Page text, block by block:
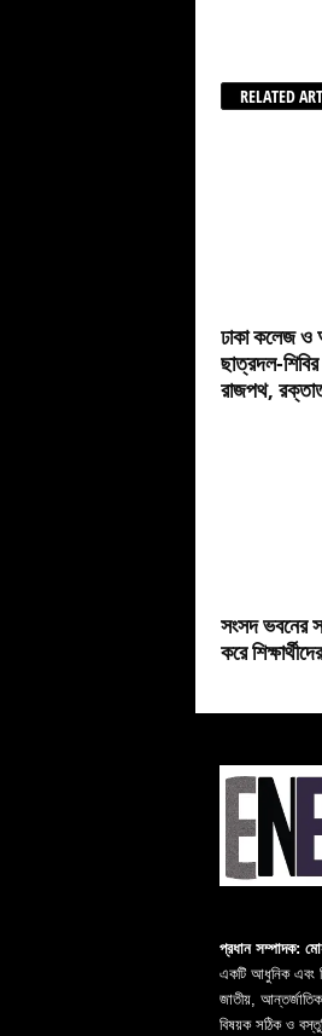
RELATED
ঢাকা কলেজ ও
ছাত্রদল-
রাজপথ,
সংসদ ভবনের
করে
প্রধান সম্পাদক:
একটি আধুনিক এবং
জাতীয়,
বিষয়ক সঠিক ও